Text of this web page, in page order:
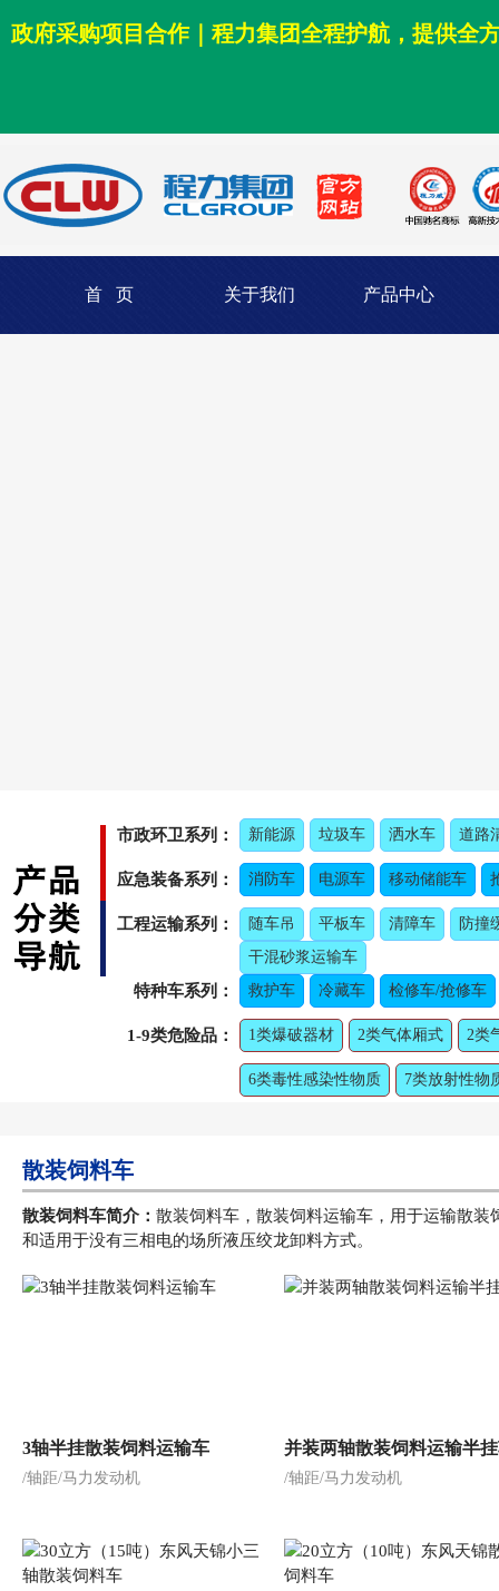
政府采购项目合作｜程力集团全程护航，提供全
首 页 关于我们 产品中心
市政环卫系列： 新能源 垃圾车 洒水车 道路
应急装备系列： 消防车 电源车 移动储能车
工程运输系列： 随车吊 平板车 清障车
防撞
干混砂浆运输车
特种车系列： 救护车 冷藏车 检修车/抢修车
1-9类危险品： 1类爆破器材 2类气体厢式 2类
6类毒性感染性物质 7类放射性物
散装饲料车
散装饲料车简介： 散装饲料车，散装饲料运输车，用于运输散
和适用于没有三相电的场所液压绞龙卸料方式。
3轴半挂散装饲料运输车
/轴距/马力发动机
并装两轴散装饲料运输半
/轴距/马力发动机